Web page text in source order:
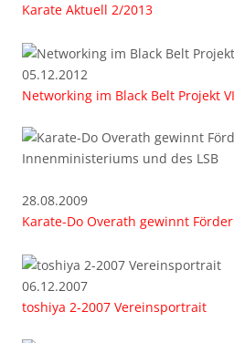
Karate Aktuell 2/2013
05.12.2012
Networking im Black Belt Projekt
28.08.2009
Karate-Do Overath gewinnt
06.12.2007
toshiya 2-2007 Vereinsportrait